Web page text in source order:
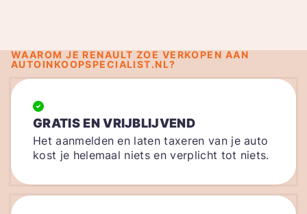
WAAROM JE RENAULT ZOE VERKOPEN AAN
AUTOINKOOPSPECIALIST.NL?
GRATIS EN VRIJBLIJVEND
Het aanmelden en laten taxeren van je auto
kost je helemaal niets en verplicht tot niets.